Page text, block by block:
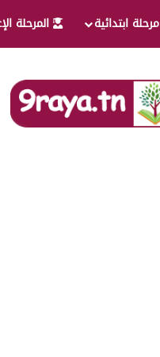
مرحلة ابتدائية المرحلة